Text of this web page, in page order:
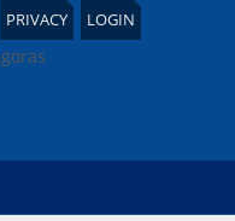
PRIVACY LOGIN